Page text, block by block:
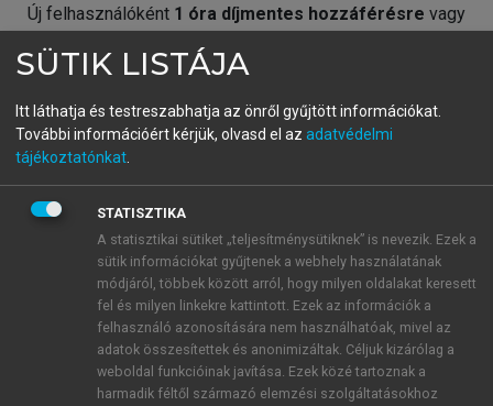
Új felhasználóként 1 óra díjmentes hozzáférésre vagy
fiókoddal,vagy hozz létre új fiókot.
A regisztráció után apróbaidőszakautomatikusan
BELÉPÉS SAJÁT FIÓKKAL
ÚJ FIÓK LÉTREHOZÁSA
1 óra díjmentes hozzáférés
E-MAIL-CÍM
SÜTIK LISTÁJA
Itt láthatja és testreszabhatja az önről gyűjtött információkat.
További információért kérjük, olvasd el az adatvédelmi
tájékoztatónkat
STATISZTIKA
A statisztikai sütiket „teljesítménysütiknek” is nevezik. Ezek a
sütik információkat gyűjtenek a webhely használatának
módjáról, többek között arról, hogy milyen oldalakat keresett
fel és milyen linkekre kattintott. Ezek az információk a
felhasználó azonosítására nem használhatóak, mivel az
adatok összesítettek és anonimizáltak. Céljuk kizárólag a
weboldal funkcióinak javítása. Ezek közé tartoznak a
harmadik féltől származó elemzési szolgáltatásokhoz